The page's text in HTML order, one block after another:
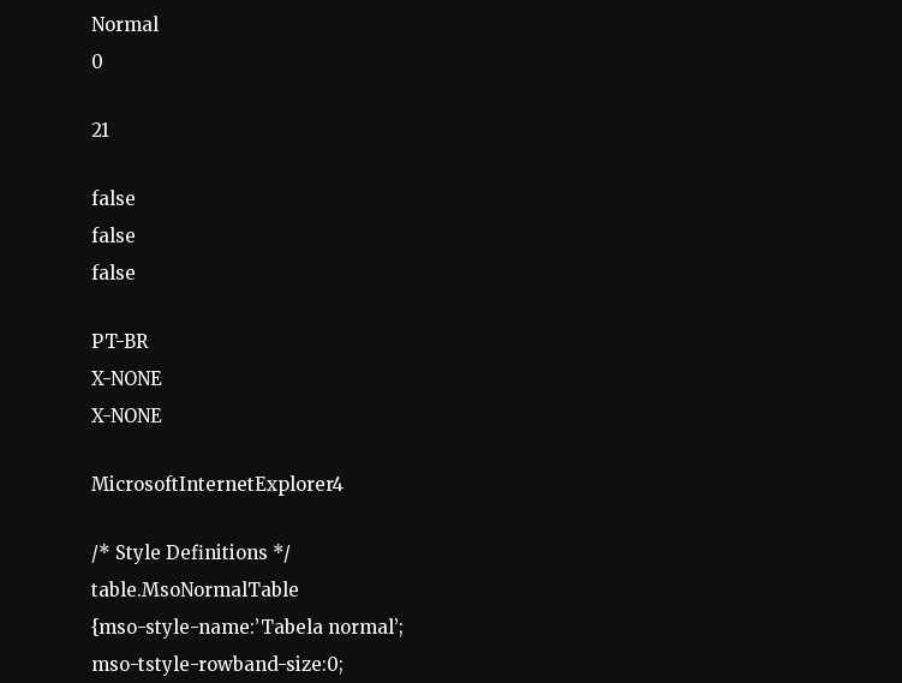
Normal
0
21
false
false
false
PT-BR
X-NONE
X-NONE
MicrosoftInternetExplorer4
/* Style Definitions */
table.MsoNormalTable
{mso-style-name:’Tabela normal’;
mso-tstyle-rowband-size:0;